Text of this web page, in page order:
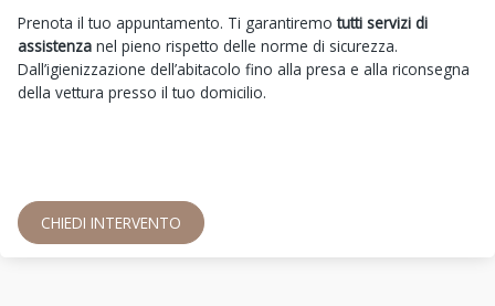
Prenota il tuo appuntamento. Ti garantiremotutti servizi di
assistenza nel pieno rispetto delle norme di sicurezza.
Dall’igienizzazione dell’abitacolo fino alla presa e alla riconsegna
della vettura presso il tuo domicilio.
CHIEDI INTERVENTO